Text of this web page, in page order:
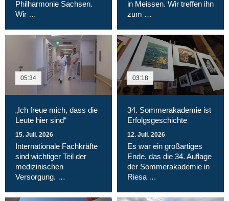
Philharmonie Sachsen.
Wir …
in Meissen. Wir treffen ihn
zum …
05:34
„Ich freue mich, dass die
Leute hier sind“
15. Juli. 2026
Internationale Fachkräfte
sind wichtiger Teil der
medizinischen
Versorgung. …
03:18
34. Sommerakademie ist
Erfolgsgeschichte
12. Juli. 2026
Es war ein großartiges
Ende, das die 34. Auflage
der Sommerakademie in
Riesa …